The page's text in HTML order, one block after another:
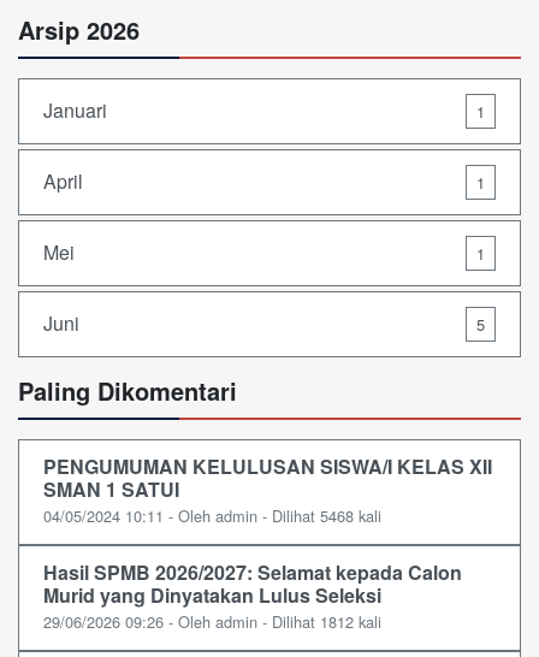
Arsip 2026
Januari 1
April 1
Mei 1
Juni 5
Paling Dikomentari
PENGUMUMAN KELULUSAN SISWA/I KELAS XII
SMAN 1 SATUI
04/05/2024 10:11 - Oleh admin - Dilihat 5468 kali
Hasil SPMB 2026/2027: Selamat kepada Calon
Murid yang Dinyatakan Lulus Seleksi
29/06/2026 09:26 - Oleh admin - Dilihat 1812 kali